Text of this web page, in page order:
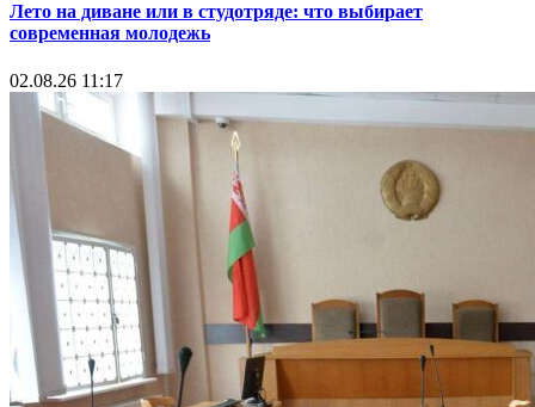
Лето на диване или в студотряде: что выбирает
современная молодежь
02.08.26 11:17